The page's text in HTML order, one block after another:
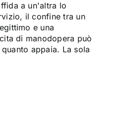
a un'altra lo
il confine tra un
e una
di manodopera può
appaia. La sola